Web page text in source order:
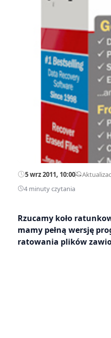
5 wrz 2011, 10:00—
4 minuty czytania
Rzucamy koło
mamy pełną wersję
ratowania plików